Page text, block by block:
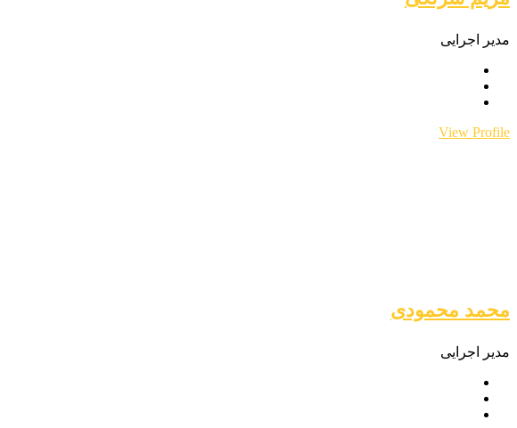
مدیر اجرایی
View Profile
محمد محمودی
مدیر اجرایی